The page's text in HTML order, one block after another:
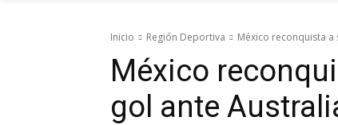
Inicio Región Deportiva México reconquista a
México
gol ante